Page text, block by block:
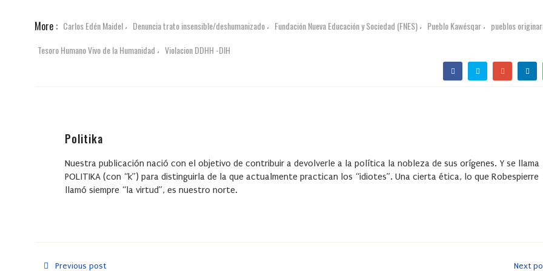
More : Carlos Edén Maidel , Denuncia trato insensible/deshumanizado , Fundación Nueva Educación y Sociedad (FNES) , Pueblo Kawésqar , pueblos
Tesoro Humano Vivo de la Humanidad , Violacion DDHH -DIH
Politika
Nuestra publicación nació con el objetivo de contribuir a devolverle a la política la nobleza de sus orígenes. Y se llama
POLITIKA (con “k”) para distinguirla de la que actualmente practican los “idiotes”. Una cierta ética, lo que Robespierre
llamó siempre “la virtud”, es nuestro norte.
Previous post Next